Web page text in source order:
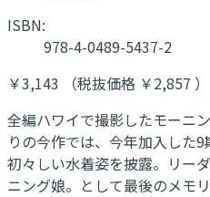
ISBN:
978-4-0489-5437-2
￥3,143 （税抜価格 ￥2,857 ）
全編ハワイで撮影したモーニ
りの今作では、今年加入した
初々しい水着姿を披露。リー
ニング娘。として最後のメモ